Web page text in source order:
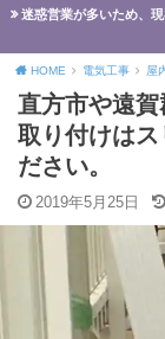
迷惑営業が多いため、
HOME 電気工事 屋
直方市や遠
取り付けはス
ださい。
2019年5月25日